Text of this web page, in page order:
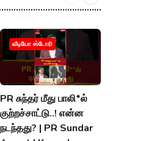
வீடியோ ஸ்டோரி
PR சுந்தர் மீது பாலி*ல்
குற்றச்சாட்டு..! என்ன
நடந்தது? | PR Sundar